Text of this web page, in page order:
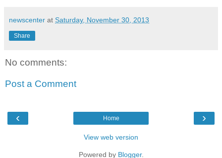
newscenter at Saturday, November 30, 2013
Share
No comments:
Post a Comment
‹ ›
Home
View web version
Powered by Blogger.